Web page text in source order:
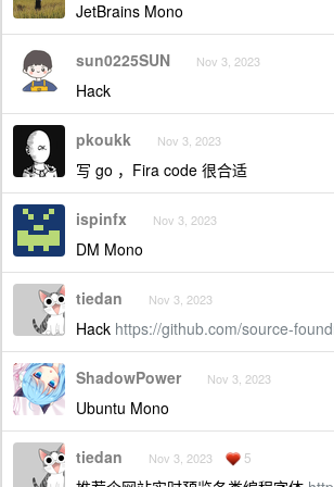
JetBrains Mono
sun0225SUN Nov 3, 2023
Hack
pkoukk Nov 3, 2023
写 go ，Fira code 很合适
ispinfx Nov 3, 2023
DM Mono
tiedan Nov 3, 2023
Hack https://github.com/source-
ShadowPower Nov 3, 2023
Ubuntu Mono
tiedan Nov 3, 2023 5